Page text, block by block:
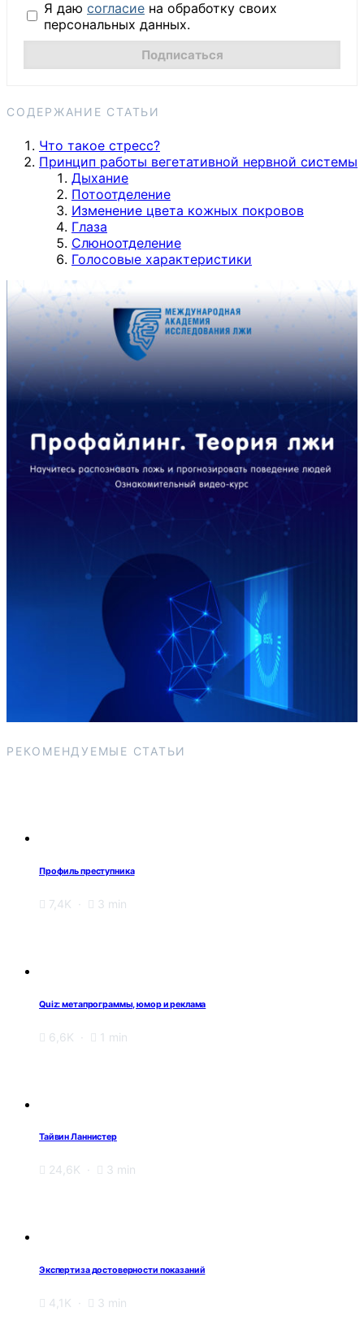
Я даю согласие на обработку своих
персональных данных.
СОДЕРЖАНИЕ СТАТЬИ
Что такое стресс?
Принцип работы вегетативной нервной системы
Дыхание
Потоотделение
Изменение цвета кожных покровов
Глаза
Слюноотделение
Голосовые характеристики
РЕКОМЕНДУЕМЫЕ СТАТЬИ
Профиль преступника
7,4K 3 min
Quiz: метапрограммы, юмор и реклама
6,6K 1 min
Тайвин Ланнистер
24,6K 3 min
Экспертиза достоверности показаний
4,1K 3 min